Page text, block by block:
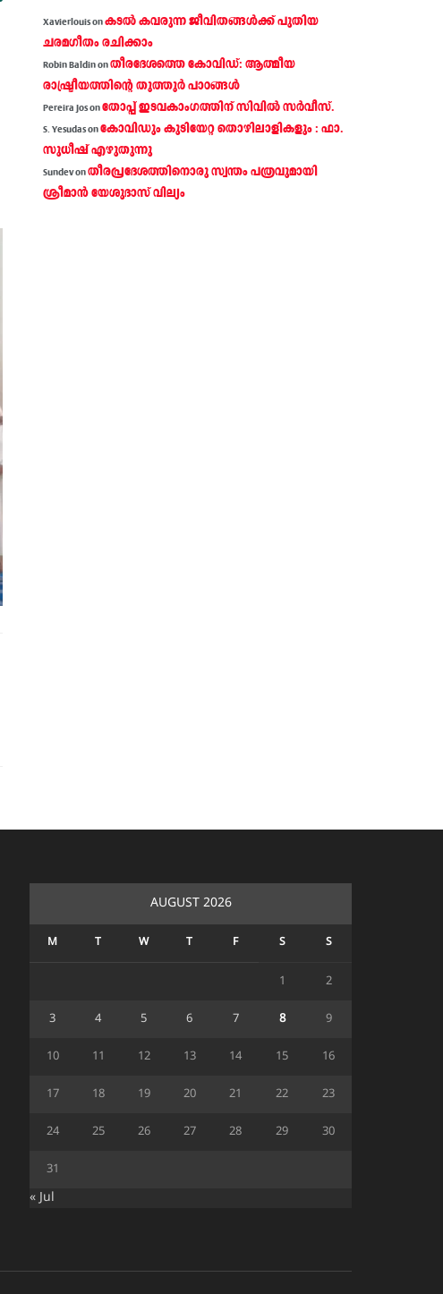
Xavierlouisonകടല്‍ കവരുന്ന ജീവിതങ്ങള്‍ക്ക് പുതിയ
ചരമഗീതം രചിക്കാം
Robin Baldinonതീരദേശത്തെ കോവിഡ്: ആത്മീയ
രാഷ്ട്രീയത്തിന്റെ തൂത്തൂര്‍ പാഠങ്ങൾ
Pereira Josonതോപ്പ് ഇടവകാംഗത്തിന് സിവിൽ സർവീസ്.
S. Yesudasonകോവിഡും കുടിയേറ്റ തൊഴിലാളികളും : ഫാ.
സുധീഷ് എഴുതുന്നു
Sundevonതീരപ്രദേശത്തിനൊരു സ്വന്തം പത്രവുമായി
ശ്രീമാന്‍ യേശുദാസ് വില്യം
AUGUST 2026
M T W T F S S
1 2
3 4 5 6 7 8 9
10 11 12 13 14 15 16
17 18 19 20 21 22 23
24 25 26 27 28 29 30
31
« Jul